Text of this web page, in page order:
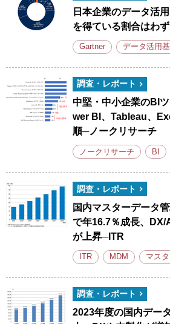
日本企業のデータ活
を得ている割合はわ
Gartner データ活用
調査・レポート
中堅・中小企業のBI
wer BI、Tableau、
順─ノークリサーチ
ノークリサーチ BI
調査・レポート
国内マスターデータ
で年16.7％成長、DX/
が上昇─ITR
ITR MDM マス
調査・レポート
2023年度の国内デー